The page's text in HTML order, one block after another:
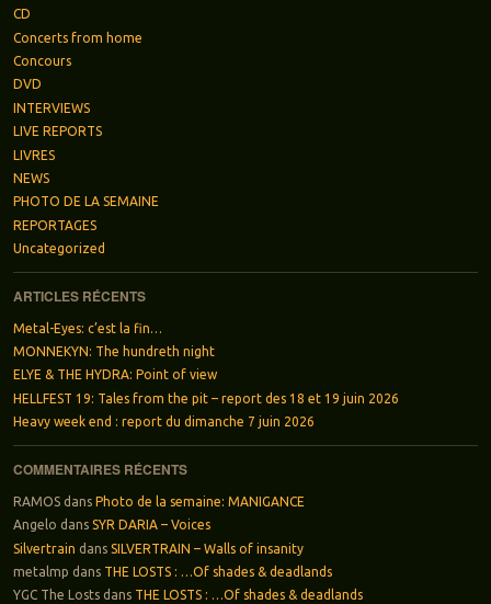
CD
Concerts from home
Concours
DVD
INTERVIEWS
LIVE REPORTS
LIVRES
NEWS
PHOTO DE LA SEMAINE
REPORTAGES
Uncategorized
ARTICLES RÉCENTS
Metal-Eyes: c’est la fin…
MONNEKYN: The hundreth night
ELYE & THE HYDRA: Point of view
HELLFEST 19: Tales from the pit – report des 18 et 19 juin 2026
Heavy week end : report du dimanche 7 juin 2026
COMMENTAIRES RÉCENTS
RAMOSdans Photo de la semaine: MANIGANCE
Angelo dans SYR DARIA – Voices
Silvertrain dans SILVERTRAIN – Walls of insanity
metalmp dans THE LOSTS : …Of shades & deadlands
YGC The Lostsdans THE LOSTS : …Of shades & deadlands